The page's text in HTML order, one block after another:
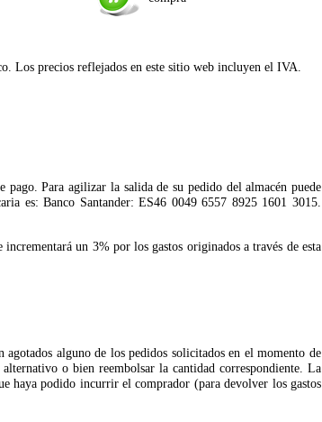
Los precios reflejados en este sitio web incluyen el IVA.
pago. Para agilizar la salida de su pedido del almacén puede
es: Banco Santander: ES46 0049 6557 8925 1601 3015.
un 3% por los gastos originados a través de esta
alguno de los pedidos solicitados en el momento de
o bien reembolsar la cantidad correspondiente. La
haya podido incurrir el comprador (para devolver los gastos